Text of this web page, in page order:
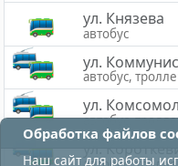
ул. Князева
автобус
ул.
автобус,
ул.
автобус,
Обработка файлов
Наш сайт для работы